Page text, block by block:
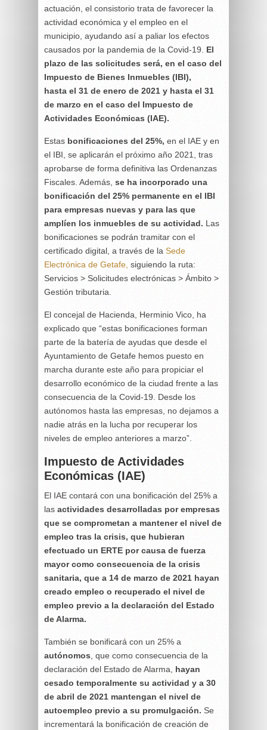
actuación, el consistorio trata de favorecer la
actividad económica y el empleo en el
municipio, ayudando así a paliar los efectos
causados por la pandemia de la Covid-19. El
plazo de las solicitudes será, en el caso del
Impuesto de Bienes Inmuebles (IBI),
hasta el 31 de enero de 2021 y hasta el 31
de marzo en el caso del Impuesto de
Actividades Económicas (IAE).
Estas bonificaciones del 25%, en el IAE y en
el IBI, se aplicarán el próximo año 2021, tras
aprobarse de forma definitiva las Ordenanzas
Fiscales. Además, se ha incorporado una
bonificación del 25% permanente en el IBI
para empresas nuevas y para las que
amplíen los inmuebles de su actividad. Las
bonificaciones se podrán tramitar con el
certificado digital, a través de la Sede
Electrónica de Getafe, siguiendo la ruta:
Servicios > Solicitudes electrónicas > Ámbito >
Gestión tributaria.
El concejal de Hacienda, Herminio Vico, ha
explicado que “estas bonificaciones forman
parte de la batería de ayudas que desde el
Ayuntamiento de Getafe hemos puesto en
marcha durante este año para propiciar el
desarrollo económico de la ciudad frente a las
consecuencia de la Covid-19. Desde los
autónomos hasta las empresas, no dejamos a
nadie atrás en la lucha por recuperar los
niveles de empleo anteriores a marzo”.
Impuesto de Actividades
Económicas (IAE)
El IAE contará con una bonificación del 25% a
las actividades desarrolladas por empresas
que se comprometan a mantener el nivel de
empleo tras la crisis, que hubieran
efectuado un ERTE por causa de fuerza
mayor como consecuencia de la crisis
sanitaria, que a 14 de marzo de 2021 hayan
creado empleo o recuperado el nivel de
empleo previo a la declaración del Estado
de Alarma.
También se bonificará con un 25% a
autónomos , que como consecuencia de la
declaración del Estado de Alarma,
hayan
cesado temporalmente su actividad y a 30
de abril de 2021 mantengan el nivel de
autoempleo previo a su promulgación. Se
incrementará la bonificación de creación de